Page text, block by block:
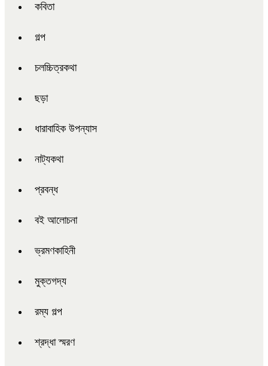
কবিতা
গল্প
চলচ্চিত্রকথা
ছড়া
ধারাবাহিক উপন্যাস
নাট্যকথা
প্রবন্ধ
বই আলোচনা
ভ্রমণকাহিনী
মুক্তগদ্য
রম্য গল্প
শ্রদ্ধা স্মরণ